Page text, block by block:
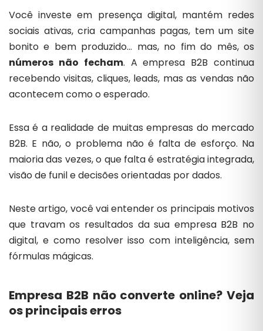
Você investe em presença digital, mantém redes
sociais ativas, cria campanhas pagas, tem um site
bonito e bem produzido… mas, no fim do mês, os
números não fecham. A empresa B2B continua
recebendo visitas, cliques, leads, mas as vendas não
acontecem como o esperado.
Essa é a realidade de muitas empresas do mercado
B2B. E não, o problema não é falta de esforço. Na
maioria das vezes, o que falta é estratégia integrada,
visão de funil e decisões orientadas por dados.
Neste artigo, você vai entender os principais motivos
que travam os resultados da sua empresa B2B no
digital, e como resolver isso com inteligência, sem
fórmulas mágicas.
Empresa B2B não converte online? Veja
os principais erros